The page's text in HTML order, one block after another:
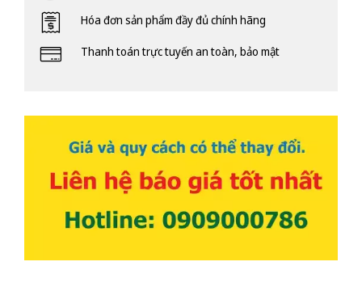
Hóa đơn sản phẩm đầy đủ chính hãng
Thanh toán trực tuyến an toàn, bảo mật